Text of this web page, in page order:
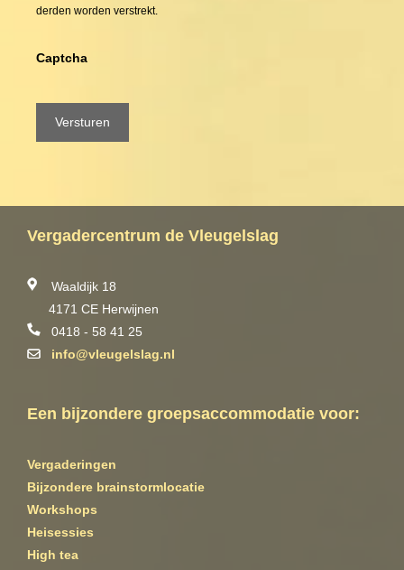
derden worden verstrekt.
Captcha
Versturen
Vergadercentrum de Vleugelslag
Waaldijk 18
4171 CE Herwijnen
0418 - 58 41 25
info@vleugelslag.nl
Een bijzondere groepsaccommodatie voor:
Vergaderingen
Bijzondere brainstormlocatie
Workshops
Heisessies
High tea